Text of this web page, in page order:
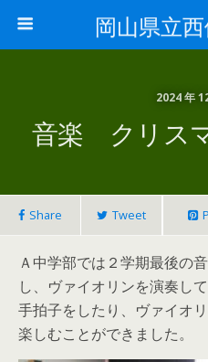
岡山県立
2024 年
音楽 クリス
Share Tweet
Ａ中学部では２学期最後の
し、ヴァイオリンを演奏し
手拍子をしたり、ヴァイオ
楽しむことができました。